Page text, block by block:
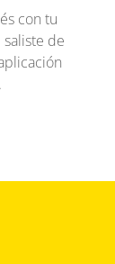
con tu
de